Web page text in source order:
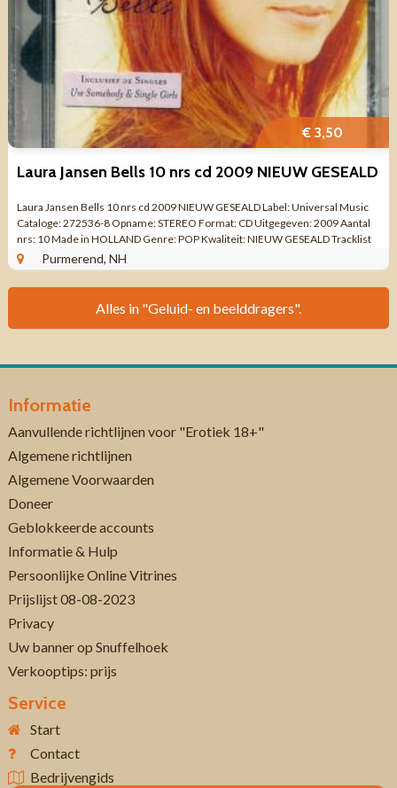
€ 3,50
Laura Jansen Bells 10 nrs cd 2009 NIEUW GESEALD
Laura Jansen Bells 10 nrs cd 2009 NIEUW GESEALD Label: Universal Music
Cataloge: 272536-8 Opname: STEREO Format: CD Uitgegeven: 2009 Aantal
nrs: 10 Made in HOLLAND Genre: POP Kwaliteit: NIEUW GESEALD Tracklist
CD 1 The End ...
Purmerend, NH
Alles in "Geluid- en beelddragers".
Informatie
Aanvullende richtlijnen voor "Erotiek 18+"
Algemene richtlijnen
Algemene Voorwaarden
Doneer
Geblokkeerde accounts
Informatie & Hulp
Persoonlijke Online Vitrines
Prijslijst 08-08-2023
Privacy
Uw banner op Snuffelhoek
Verkooptips: prijs
Service
Start
Contact
Bedrijvengids